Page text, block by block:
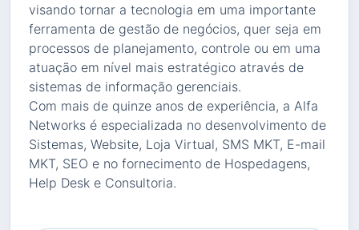
visando tornar a tecnologia em uma importante
ferramenta de gestão de negócios, quer seja em
processos de planejamento, controle ou em uma
atuação em nível mais estratégico através de
sistemas de informação gerenciais.
Com mais de quinze anos de experiência, a Alfa
Networks é especializada no desenvolvimento de
Sistemas, Website, Loja Virtual, SMS MKT, E-mail
MKT, SEO e no fornecimento de Hospedagens,
Help Desk e Consultoria.